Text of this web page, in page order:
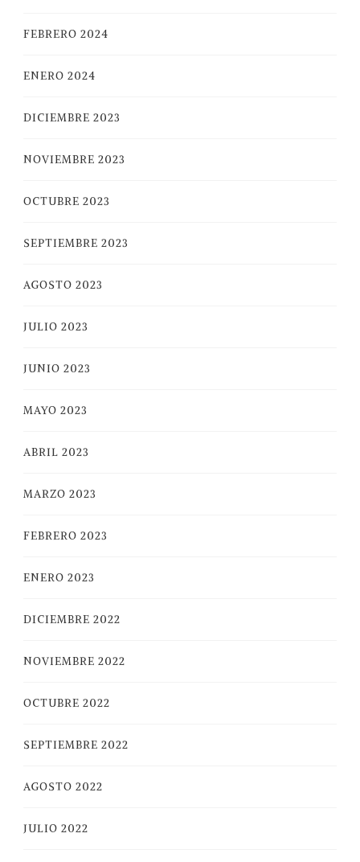
FEBRERO 2024
ENERO 2024
DICIEMBRE 2023
NOVIEMBRE 2023
OCTUBRE 2023
SEPTIEMBRE 2023
AGOSTO 2023
JULIO 2023
JUNIO 2023
MAYO 2023
ABRIL 2023
MARZO 2023
FEBRERO 2023
ENERO 2023
DICIEMBRE 2022
NOVIEMBRE 2022
OCTUBRE 2022
SEPTIEMBRE 2022
AGOSTO 2022
JULIO 2022